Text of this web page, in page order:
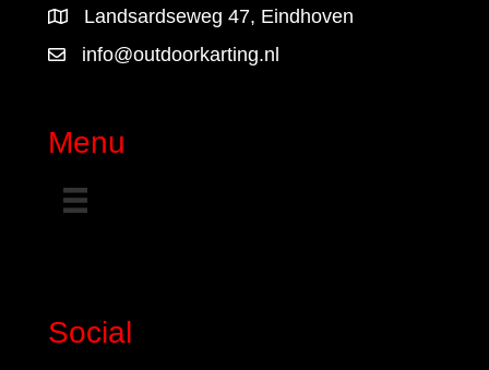
Landsardseweg 47, Eindhoven
info@outdoorkarting.nl
Menu
Social